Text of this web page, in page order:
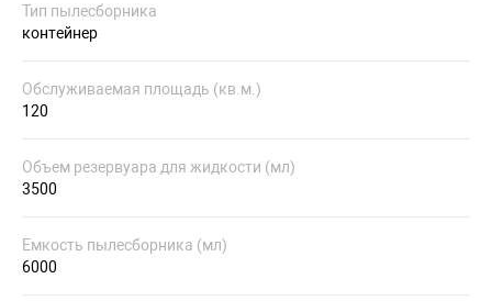
Тип пылесборника
контейнер
Обслуживаемая площадь (кв.м.)
120
Объем резервуара для жидкости (мл)
3500
Емкость пылесборника (мл)
6000